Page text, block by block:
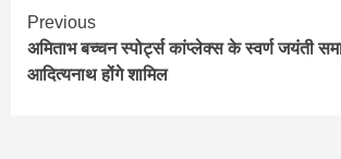
Continue
Reading
Previous
अमिताभ बच्चन स्पोर्ट्स कांप्लेक्स के स्वर्ण जयंती
आदित्यनाथ होंगे शामिल